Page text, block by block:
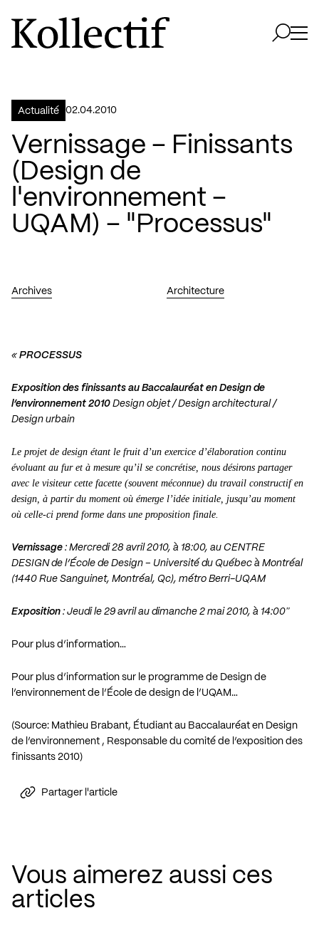
Aller à la page d'accueil
Logo Kollectif
Actualité 02.04.2010
Vernissage – Finissants
(Design de
l'environnement –
UQAM) – "Processus"
Archives Architecture
« PROCESSUS
Exposition des finissants au Baccalauréat en Design de
l’environnement 2010 Design objet / Design architectural /
Design urbain
Le projet de design étant le fruit d’un exercice d’élaboration continu
évoluant au fur et à mesure qu’il se concrétise, nous désirons partager
avec le visiteur cette facette (souvent méconnue) du travail constructif en
design, à partir du moment où émerge l’idée initiale, jusqu’au moment
où celle-ci prend forme dans une proposition finale.
Vernissage : Mercredi 28 avril 2010, à 18:00, au CENTRE
DESIGN de l’École de Design – Université du Québec à Montréal
(1440 Rue Sanguinet, Montréal, Qc), métro Berri-UQAM
Exposition : Jeudi le 29 avril au dimanche 2 mai 2010, à 14:00″
Pour plus d’information…
Pour plus d’information sur le programme de Design de
l’environnement de l’École de design de l’UQAM…
(Source: Mathieu Brabant, Étudiant au Baccalauréat en Design
de l’environnement , Responsable du comité de l’exposition des
finissants 2010)
Partager l'article
Vous aimerez aussi ces
articles